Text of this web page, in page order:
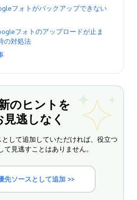
フォトがバックアップできない
フォトのアップロードが止ま
の対処法
のヒントを
見逃しなく
して追加していただければ、役立つ
て見逃すことはありません。
先ソースとして追加 >>